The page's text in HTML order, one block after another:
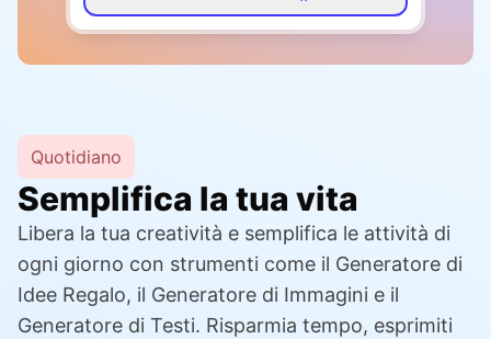
Quotidiano
Semplifica la tua vita
Libera la tua creatività e semplifica le attività di
ogni giorno con strumenti come il Generatore di
Idee Regalo, il Generatore di Immagini e il
Generatore di Testi. Risparmia tempo, esprimiti